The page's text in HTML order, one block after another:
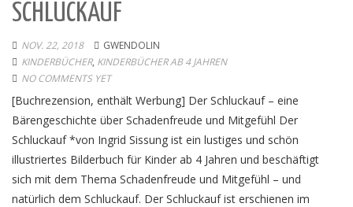
SCHLUCKAUF
NOV. 22, 2018
GWENDOLIN
KINDERBÜCHER, KINDERBÜCHER AB 4 JAHREN
NO COMMENTS YET
[Buchrezension, enthält Werbung] Der Schluckauf – eine
Bärengeschichte über Schadenfreude und Mitgefühl Der
Schluckauf *von Ingrid Sissung ist ein lustiges und schön
illustriertes Bilderbuch für Kinder ab 4 Jahren und beschäftigt
sich mit dem Thema Schadenfreude und Mitgefühl – und
natürlich dem Schluckauf. Der Schluckauf ist erschienen im